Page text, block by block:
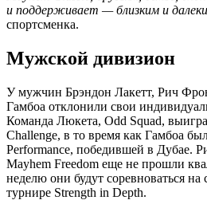
и поддерживает — близким и
спортсменка.
Мужской дивизион
У мужчин Брэндон Лакетт, Рич
Гамбоа отклонили свои
Команда Люкета, Odd Squad,
Challenge, в то время как Гамбоа
Performance, победившей в Дубае.
Mayhem Freedom еще не прошли
неделю они будут соревноваться
турнире Strength in Depth.